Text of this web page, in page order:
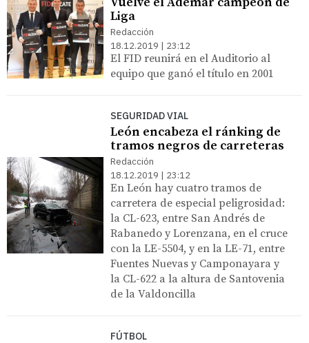
Liga
Redacción
18.12.2019 | 23:12
El FID reunirá en el Auditorio al
equipo que ganó el título en 2001
SEGURIDAD VIAL
León encabeza el ránking de
tramos negros de carreteras
Redacción
18.12.2019 | 23:12
En León hay cuatro tramos de
carretera de especial peligrosidad:
la CL-623, entre San Andrés de
Rabanedo y Lorenzana, en el cruce
con la LE-5504, y en la LE-71, entre
Fuentes Nuevas y Camponayara y
la CL-622 a la altura de Santovenia
de la Valdoncilla
FÚTBOL